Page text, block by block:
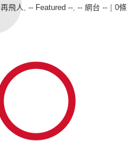
飛人, -- Featured --, -- 網台 --
0條